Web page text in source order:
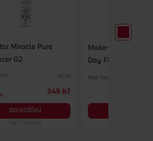
Miracle Pure
02
10 ml
349 Kč
DO KOŠÍKU
Obj. č.: 1246650
Make-up 3v1
Day Flawless 050
Max Factor